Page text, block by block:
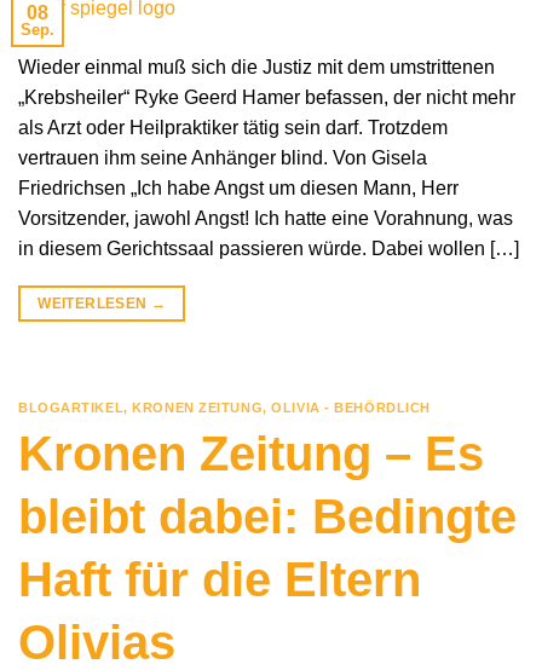
08
Sep.
Wieder einmal muß sich die Justiz mit dem umstrittenen
„Krebsheiler“ Ryke Geerd Hamer befassen, der nicht mehr
als Arzt oder Heilpraktiker tätig sein darf. Trotzdem
vertrauen ihm seine Anhänger blind. Von Gisela
Friedrichsen „Ich habe Angst um diesen Mann, Herr
Vorsitzender, jawohl Angst! Ich hatte eine Vorahnung, was
in diesem Gerichtssaal passieren würde. Dabei wollen […]
WEITERLESEN →
BLOGARTIKEL, KRONEN ZEITUNG,OLIVIA - BEHÖRDLICH
Kronen Zeitung – Es
bleibt dabei: Bedingte
Haft für die Eltern
Olivias